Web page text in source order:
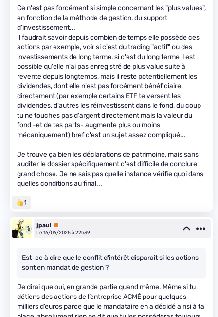
Ce n'est pas forcément si simple concernant les "plus values",
en fonction de la méthode de gestion, du support
d'investissement...
Il faudrait savoir depuis combien de temps elle possède ces
actions par exemple, voir si c'est du trading "actif" ou des
investissements de long terme, si c'est du long terme il est
possible qu'elle n'ai pas enregistré de plus value suite à
revente depuis longtemps, mais il reste potentiellement les
dividendes, dont elle n'est pas forcément bénéficiaire
directement (par exemple certains ETF te versent les
dividendes, d'autres les réinvestissent dans le fond, du coup
tu ne touches pas d'argent directement mais la valeur du
fond -et de tes parts- augmente plus ou moins
mécaniquement) bref c'est un sujet assez compliqué...
Je trouve ça bien les déclarations de patrimoine, mais sans
auditer le dossier spécifiquement c'est difficile de conclure
grand chose. Je ne sais pas quelle instance vérifie quoi dans
quelles conditions au final...
1
jpaul Premium
Le 16/06/2025 à 22h39
Est-ce à dire que le conflit d'intérêt disparait si les actions
sont en mandat de gestion ?
Je dirai que oui, en grande partie quand même. Même si tu
détiens des actions de l’entreprise ACMÉ pour quelques
milliers d’euros parce que le mandataire en a décidé ainsi à ta